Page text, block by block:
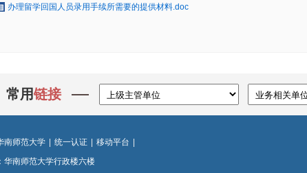
办理留学回国人员录用手续所需要的提供材料.doc
常用链接
南师范大学 统一认证 移动平台
华南师范大学行政楼六楼